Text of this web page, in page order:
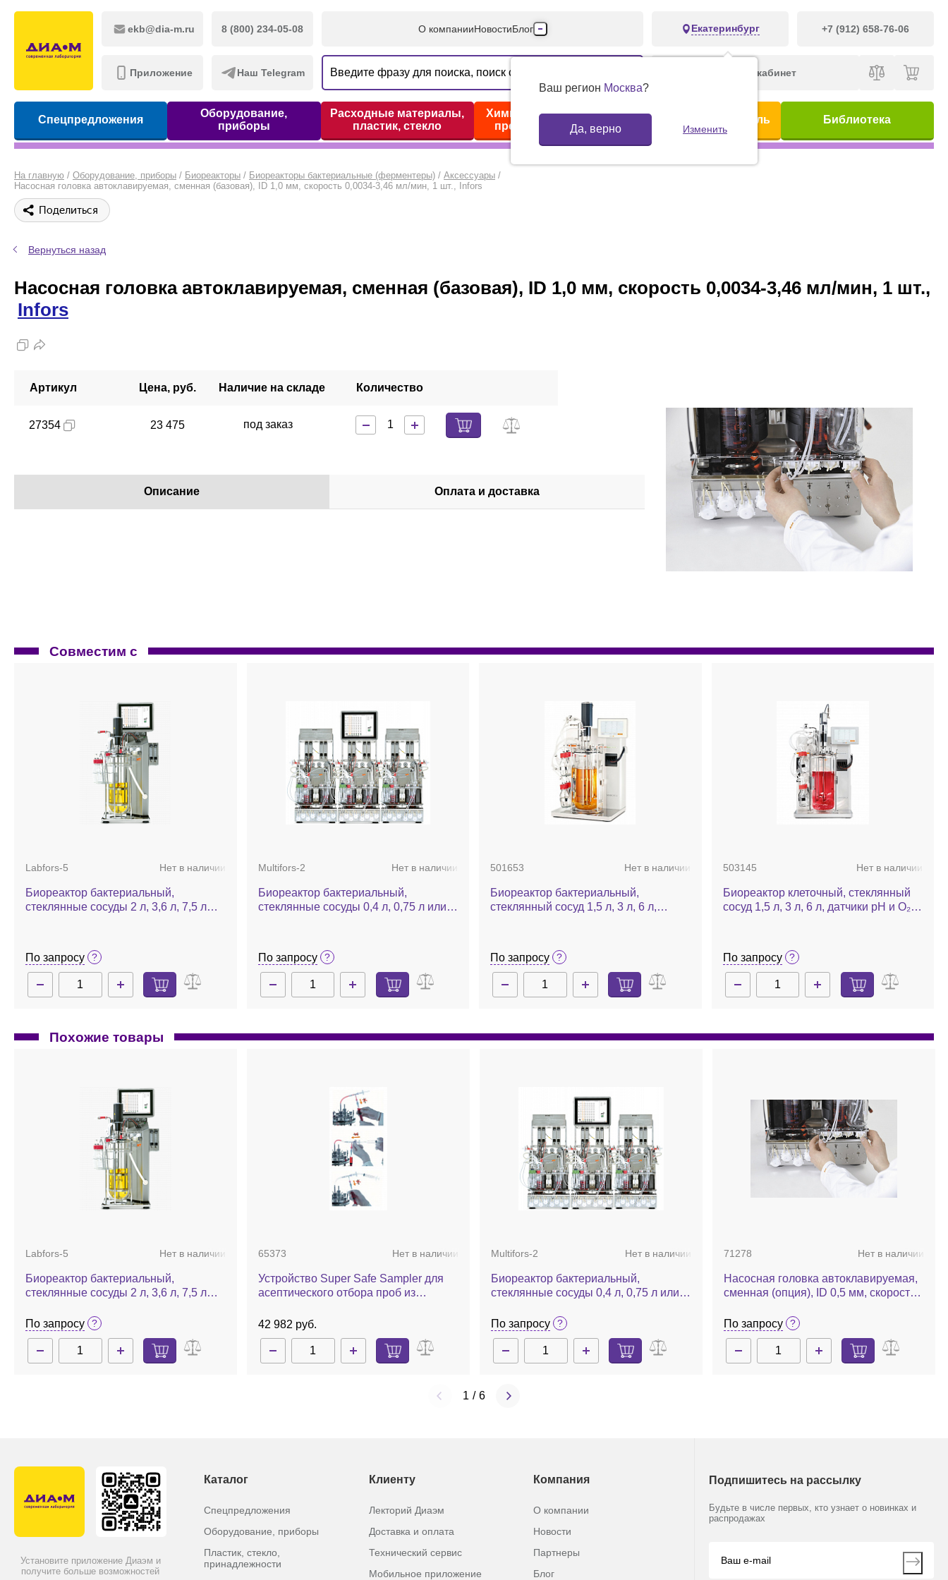
ekb@dia-m.ru 8 (800) 234-05-08
Приложение Наш Telegram
О компанииНовостиБлог
Производители
Партнеры
Контакты
Екатеринбург +7 (912) 658-76-06
Ваш регион Москва?
Да, верно Изменить
Личный кабинет
Спецпредложения
Оборудование,
приборы
Расходные материалы,
пластик, стекло
Химические реактивы,
препараты, наборы
Предметный указатель Библиотека
На главную / Оборудование, приборы / Биореакторы / Биореакторы бактериальные (ферментеры) / Аксессуары /
Насосная головка автоклавируемая, сменная (базовая), ID 1,0 мм, скорость 0,0034-3,46 мл/мин, 1 шт., Infors
Поделиться
Вернуться назад
Насосная головка автоклавируемая, сменная (базовая), ID 1,0 мм, скорость 0,0034-3,46 мл/мин, 1 шт.,
Infors
Артикул Цена, руб. Наличие на складе Количество
27354 23 475 под заказ
Описание Оплата и доставка
Совместим с
Labfors-5 Нет в наличии
Биореактор бактериальный,
стеклянные сосуды 2 л, 3,6 л, 7,5 л
По запросу
Multifors-2 Нет в наличии
Биореактор бактериальный,
стеклянные сосуды 0,4 л, 0,75 л или
контроль 24 параметров, Multifors 2
По запросу
501653 Нет в наличии
Биореактор бактериальный,
стеклянный сосуд 1,5 л, 3 л, 6 л,
насоса, комплект, Minifors 2
По запросу
503145 Нет в наличии
Биореактор клеточный, стеклянный
сосуд 1,5 л, 3 л, 6 л, датчики рН и О₂,
По запросу
Похожие товары
Labfors-5 Нет в наличии
Биореактор бактериальный,
стеклянные сосуды 2 л, 3,6 л, 7,5 л
параметров, Labfors 5
По запросу
65373 Нет в наличии
Устройство Super Safe Sampler для
асептического отбора проб из
42 982 руб.
Multifors-2 Нет в наличии
Биореактор бактериальный,
стеклянные сосуды 0,4 л, 0,75 л или
параллельного культивирования,
контроль 24 параметров, Multifors 2
По запросу
71278 Нет в наличии
Насосная головка автоклавируемая,
сменная (опция), ID 0,5 мм, скорость
По запросу
1 / 6
Установите приложение Диаэм и
получите больше возможностей
Каталог
Спецпредложения
Оборудование, приборы
Пластик, стекло,
принадлежности
Клиенту
Лекторий Диаэм
Доставка и оплата
Технический сервис
Мобильное приложение
Компания
О компании
Новости
Партнеры
Блог
Подпишитесь на рассылку
Будьте в числе первых, кто узнает о новинках и
распродажах